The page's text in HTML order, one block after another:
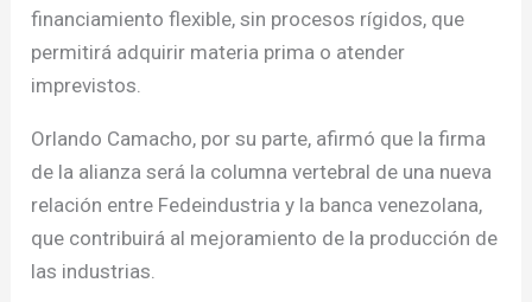
financiamiento flexible, sin procesos rígidos, que
permitirá adquirir materia prima o atender
imprevistos.
Orlando Camacho, por su parte, afirmó que la firma
de la alianza será la columna vertebral de una nueva
relación entre Fedeindustria y la banca venezolana,
que contribuirá al mejoramiento de la producción de
las industrias.